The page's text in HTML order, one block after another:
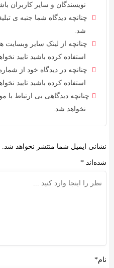
نویسندگان و سایر کاربران
چنانچه دیدگاه شما جنبه ی
شد.
چنانچه از لینک سایر وبسایت
استفاده کرده باشید تایید
چنانچه در دیدگاه خود از
استفاده کرده باشید تایید
چنانچه دیدگاهی بی ارتباط
نخواهد شد.
نشانی ایمیل شما منتشر نخواهد شد.
شده‌اند *
نام*